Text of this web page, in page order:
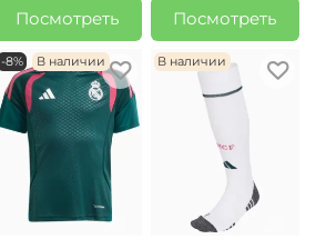
Посмотреть
Посмотреть
-8% В наличии В наличии